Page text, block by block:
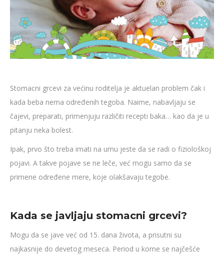
Stomacni grcevi za većinu roditelja je aktuelan problem čak i
kada beba nema određenih tegoba. Naime, nabavljaju se
čajevi, preparati, primenjuju različiti recepti baka… kao da je u
pitanju neka bolest.
Ipak, prvo što treba imati na umu jeste da se radi o fiziološkoj
pojavi. A takve pojave se ne leče, već mogu samo da se
primene određene mere, koje olakšavaju tegobe.
Kada se javljaju stomacni grcevi?
Mogu da se jave već od 15. dana života, a prisutni su
najkasnije do devetog meseca. Period u kome se najčešće